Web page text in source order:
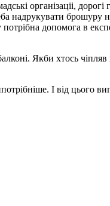
організаціі, дорогі
надрукувати брошуру
допомога в
Якби хтось
І від цього